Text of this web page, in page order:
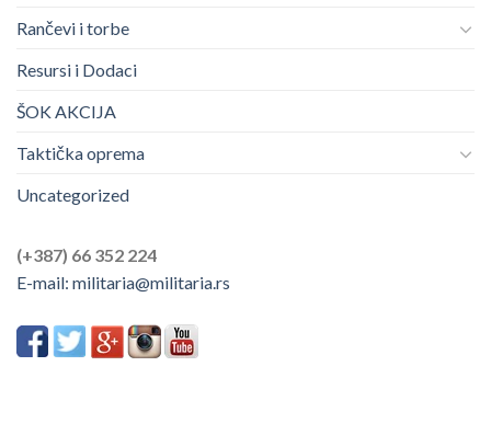
Rančevi i torbe
Resursi i Dodaci
ŠOK AKCIJA
Taktička oprema
Uncategorized
(+387) 66 352 224
E-mail: militaria@militaria.rs